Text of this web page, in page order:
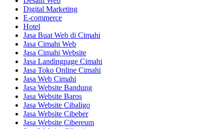
Digital Marketing
E-commerce
Hotel
Jasa Buat Web di Cimahi
Jasa Cimahi Web
Jasa Cimahi Website
Jasa Landingpage Cimahi
Jasa Toko Online Cimahi
Jasa Web Cimahi
Jasa Website Bandung
Jasa Website Baros
Jasa Website Cibaligo
Jasa Website Cibeber
Jasa Website Cibereum